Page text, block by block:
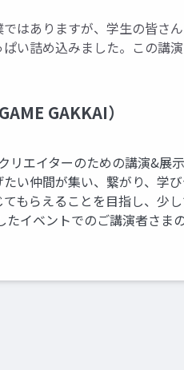
はありますが、学生の皆さ
い詰め込みました。この講
GAKKAI）
エイターのための講演&展
い仲間が集い、繋がり、学
もらえることを目指し、少
たイベントでのご講演者さま